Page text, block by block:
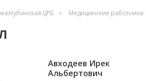
ЦРБ Медицинские работники
Авходеев Ирек
Альбертович